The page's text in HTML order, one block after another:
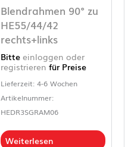
Blendrahmen 90° zu
HE55/44/42
rechts+links
Bitte einloggen oder
registrieren für Preise
Lieferzeit: 4-6 Wochen
Artikelnummer:
HEDR3SGRAM06
Weiterlesen